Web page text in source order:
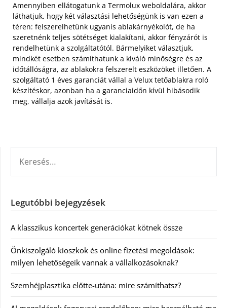
Amennyiben ellátogatunk a Termolux weboldalára, akkor
láthatjuk, hogy két választási lehetőségünk is van ezen a
téren: felszerelhetünk ugyanis ablakárnyékolót, de ha
szeretnénk teljes sötétséget kialakítani, akkor fényzárót is
rendelhetünk a szolgáltatótól. Bármelyiket választjuk,
mindkét esetben számíthatunk a kiváló minőségre és az
időtállóságra, az ablakokra felszerelt eszközöket illetően. A
szolgáltató 1 éves garanciát vállal a Velux tetőablakra roló
készítéskor, azonban ha a garanciaidőn kívül hibásodik
meg, vállalja azok javítását is.
Legutóbbi bejegyzések
A klasszikus koncertek generációkat kötnek össze
Önkiszolgáló kioszkok és online fizetési megoldások:
milyen lehetőségeik vannak a vállalkozásoknak?
Szemhéjplasztika előtte-utána: mire számíthatsz?